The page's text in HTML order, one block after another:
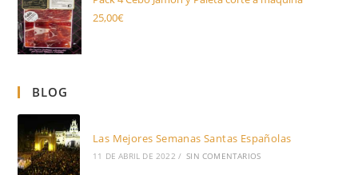
25,00€
BLOG
Las Mejores Semanas Santas Españolas
11 DE ABRIL DE 2022 / SIN COMENTARIOS